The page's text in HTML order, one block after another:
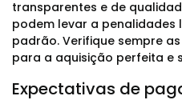
transparentes e de
podem levar a penalidades
padrão. Verifique sempre
para a aquisição perfeita e
Expectativas de